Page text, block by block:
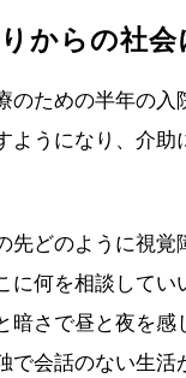
からの社
のための半年の入
ようになり、介助
先どのように視覚
に何を相談してい
暗さで昼と夜を感
会話のない生活